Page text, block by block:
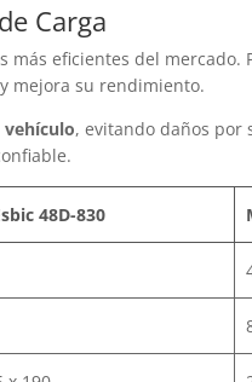
Carga
más eficientes del mercado.
mejora su rendimiento.
vehículo, evitando daños por
48D-830